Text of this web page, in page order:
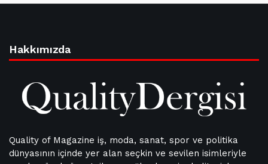
Hakkımızda
Quality of Magazine iş, moda, sanat, spor ve politika
dünyasının içinde yer alan seçkin ve sevilen isimleriyle